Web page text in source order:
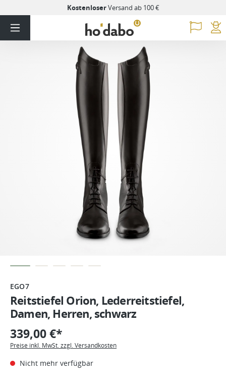
KostenloserVersand ab 100 €
EGO7
Reitstiefel Orion, Lederreitstiefel,
Damen, Herren, schwarz
339,00 €*
Preise inkl. MwSt. zzgl. Versandkosten
Nicht mehr verfügbar